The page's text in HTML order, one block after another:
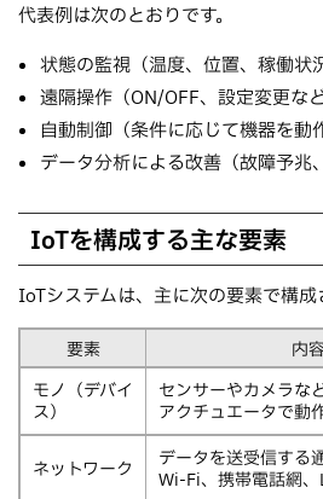
代表例は次のとおりです。
状態の監視（温度、位置、稼働状
遠隔操作（ON/OFF、設定変更など
自動制御（条件に応じて機器を動
データ分析による改善（故障予兆
IoTを構成する主な要素
IoTシステムは、主に次の要素で構成
要素
内
モノ（デバイ
ス）
センサーやカメラな
アクチュエータで動
ネットワーク
データを送受信する
Wi-Fi、携帯電話網、